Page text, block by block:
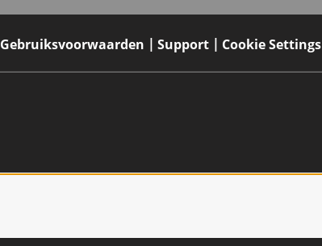
Gebruiksvoorwaarden Support Cookie Settings